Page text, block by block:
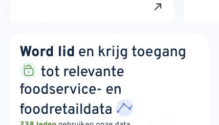
Word lid en krijg toegang
tot relevante
foodservice- en
foodretaildata